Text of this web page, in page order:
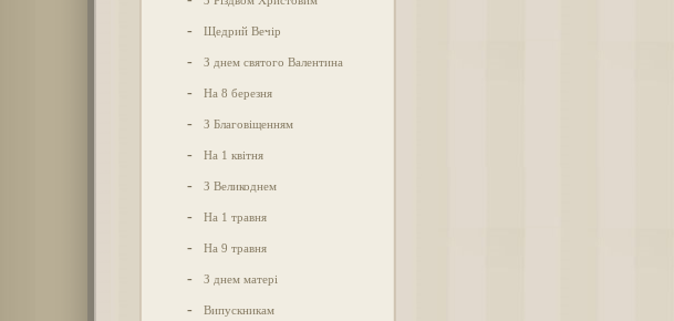
- Щедрий Вечір
- З днем святого Валентина
- На 8 березня
- З Благовіщенням
- На 1 квітня
- З Великоднем
- На 1 травня
- На 9 травня
- З днем матері
- Випускникам